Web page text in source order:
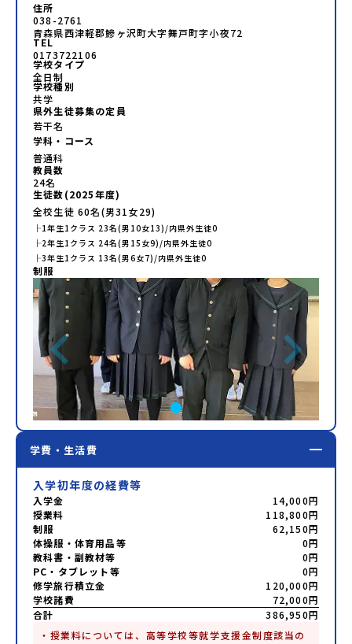
住所
038-2761
青森県西津軽郡鰺ヶ沢町大字舞戸町字小夜72
TEL
0173722106
学校タイプ
全日制
学校種別
共学
県外生徒募集の定員
若干名
学科・コース
普通科
教員数
24名
生徒数(2025年度)
全校生徒 60名(男31女29)
├1年生1 クラス 23名(男 10女13)/内県外生徒0
├2年生1 クラス 24名(男 15 女9)/内県外生徒0
├3年生1 クラス 13名(男6女7)/内県外生徒0
制服
学費・生活費
入学初年度の経費等
入学金
14,000円
授業料
118,800円
制服
62,150円
体操服・体育用品等
0円
教科書・副教材等
0円
PC・タブレット等
0円
修学旅行積立金
120,000円
学校諸費
72,000円
合計
386,950円
・授業料については、高等学校等就学支援金制度該当の